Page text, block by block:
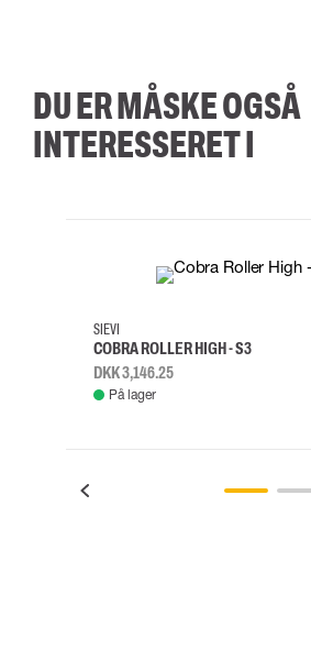
DU ER MÅSKE OGSÅ
INTERESSERET I
38
SIEVI
COBRA ROLLER HIGH - S3
DKK 3,146.25
På lager